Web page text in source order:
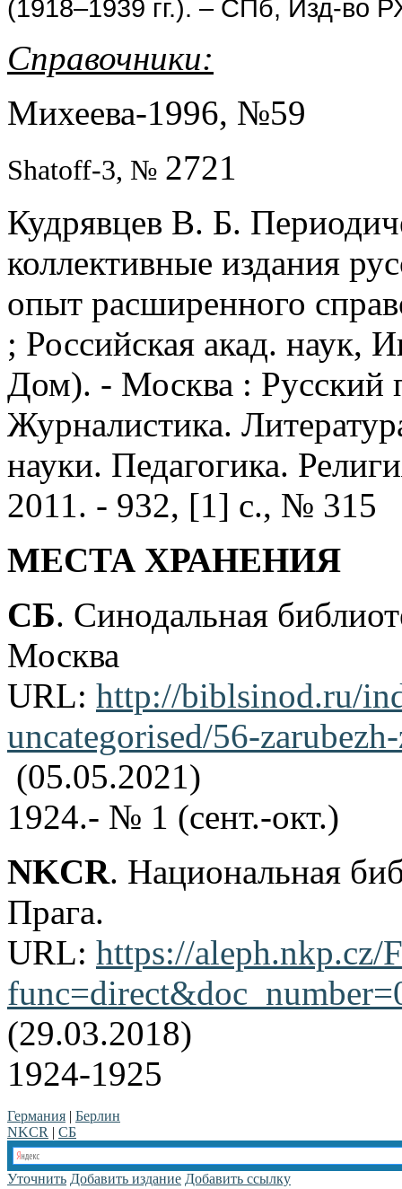
(1918–1939 гг.). – СПб, Изд-во
Справочники:
Михеева-1996, №59
Shatoff-3, № 2721
Кудрявцев В. Б.
коллективные издания
опыт расширенного
; Российская акад. наук,
Дом). - Москва : Русский
Журналистика.
науки. Педагогика.
2011. - 932, [1] с., № 315
МЕСТА ХРАНЕНИЯ
СБ. Синодальная
Москва
URL: http://biblsinod.ru/
uncategorised/56-
(05.05.2021)
1924.- № 1 (сент.-окт.)
NKCR. Национальная
Прага.
URL: https://aleph.nkp.cz/
(29.03.2018)
1924-1925
Германия | Берлин
NKCR | СБ
Уточнить Добавить издание Добавить ссылку